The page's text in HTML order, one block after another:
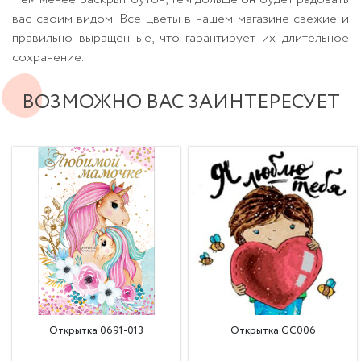
вас своим видом. Все цветы в нашем магазине свежие и
правильно выращенные, что гарантирует их длительное
сохранение.
ВОЗМОЖНО ВАС ЗАИНТЕРЕСУЕТ
Открытка 0691-013 Открытка GC006